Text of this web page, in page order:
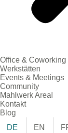
Office & Coworking
Werkstätten
Events & Meetings
Community
Mahlwerk Areal
Kontakt
Blog
DE
EN